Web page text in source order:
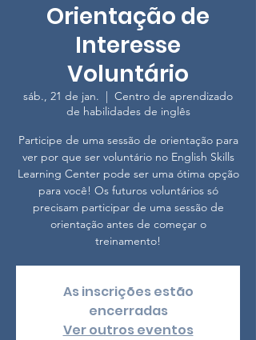
Orientação de
Interesse
Voluntário
sáb., 21 de jan.
  |
Centro de aprendizado
de habilidades de inglês
Participe de uma sessão de orientação para
ver por que ser voluntário no English Skills
Learning Center pode ser uma ótima opção
para você! Os futuros voluntários só
precisam participar de uma sessão de
orientação antes de começar o
treinamento!
As inscrições estão
encerradas
Ver outros eventos